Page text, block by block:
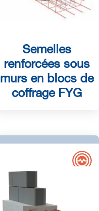
Semelles
renforcées sous
murs en blocs de
coffrage FYG